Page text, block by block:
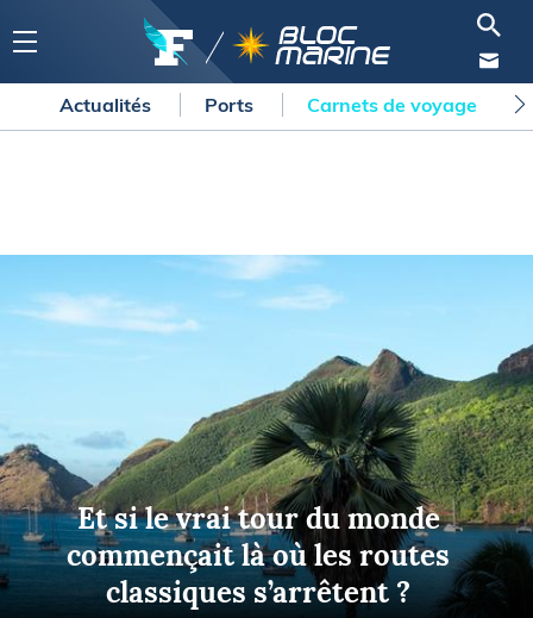
Actualités Ports Carnets de voyage
Et si le vrai tour du monde
commençait là où les routes
classiques s’arrêtent ?